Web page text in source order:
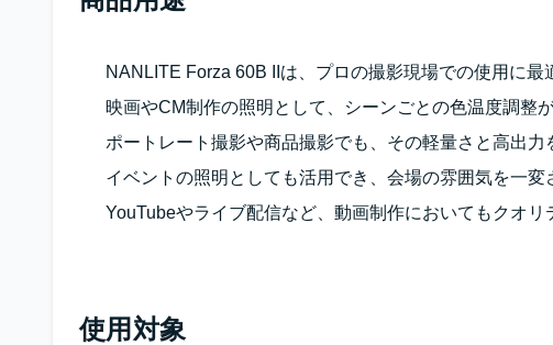
NANLITE Forza 60B IIは、プロの撮影現場での使用に最
映画やCM制作の照明として、シーンごとの色温度調整
ポートレート撮影や商品撮影でも、その軽量さと高出力
イベントの照明としても活用でき、会場の雰囲気を一変
YouTubeやライブ配信など、動画制作においてもクオリ
使用対象